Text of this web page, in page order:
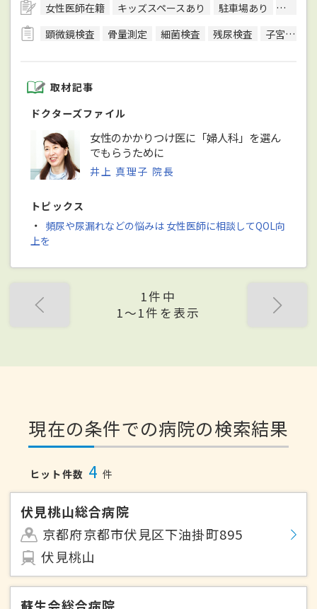
女性医師在籍 キッズスペースあり 駐車場あり
駅徒歩
顕微鏡検査
骨量測定 細菌検査 残尿検査 子宮がん検診
取材記事
ドクターズファイル
女性のかかりつけ医に「婦人科」を選ん
でもらうために
井上 真理子 院長
トピックス
・ 頻尿や尿漏れなどの悩みは 女性医師に相談してQOL向
上を
1件中
1〜1件を表示
現在の条件での病院の検索結果
ヒット件数 4 件
伏見桃山総合病院
京都府京都市伏見区下油掛町895
伏見桃山